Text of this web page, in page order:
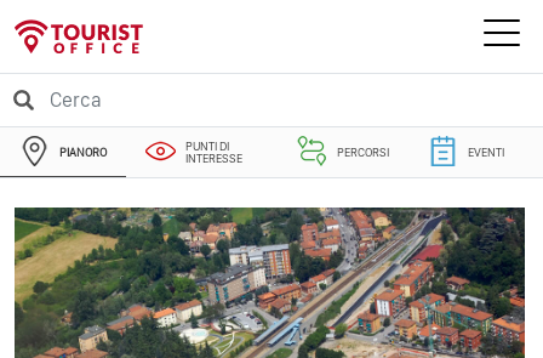
PIANORO
PUNTI DI
INTERESSE
PERCORSI EVENTI